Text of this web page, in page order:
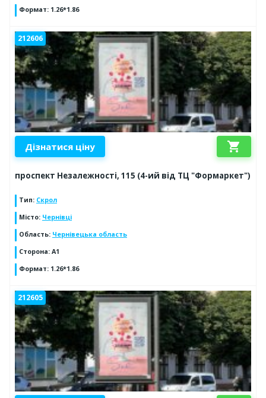
Формат: 1.26*1.86
212606
Дізнатися ціну shopping_cart
проспект Незалежності, 115 (4-ий від ТЦ "Формаркет")
Тип: Скрол
Місто: Чернівці
Область: Чернівецька область
Сторона: А1
Формат: 1.26*1.86
212605